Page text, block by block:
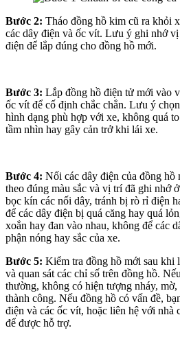
Bước 2: Tháo đồng hồ kim cũ ra khỏi
các dây điện và ốc vít. Lưu ý ghi nhớ vị
điện để lắp đúng cho đồng hồ mới.
Bước 3: Lắp đồng hồ điện tử mới vào
ốc vít để cố định chắc chắn. Lưu ý
hình dạng phù hợp với xe, không quá
tầm nhìn hay gây cản trở khi lái xe.
Bước 4: Nối các dây điện của đồng hồ
theo đúng màu sắc và vị trí đã ghi nhớ
bọc kín các nối dây, tránh bị rò rỉ điện
để các dây điện bị quá căng hay quá
xoắn hay đan vào nhau, không để các
phận nóng hay sắc của xe.
Bước 5: Kiểm tra đồng hồ mới sau khi
và quan sát các chỉ số trên đồng hồ.
thường, không có hiện tượng nháy, mờ,
thành công. Nếu đồng hồ có vấn đề,
điện và các ốc vít, hoặc liên hệ với nhà
để được hỗ trợ.